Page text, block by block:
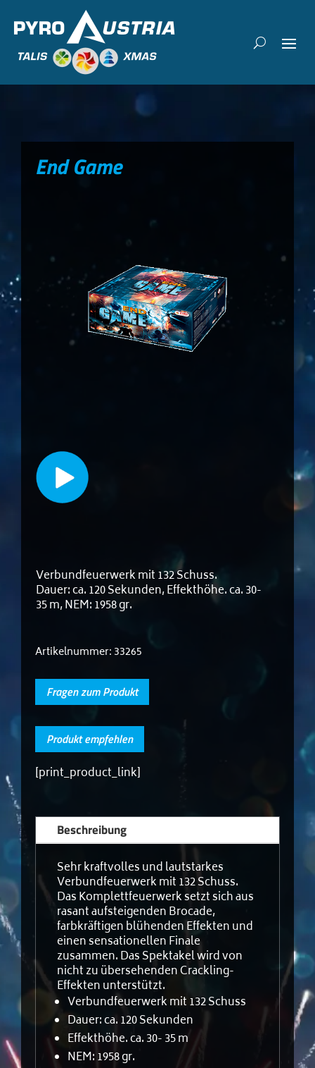
End Game
Verbundfeuerwerk mit 132 Schuss.
Dauer: ca. 120 Sekunden, Effekthöhe. ca. 30-
35 m, NEM: 1958 gr.
Artikelnummer: 33265
Fragen zum Produkt
Produkt empfehlen
[print_product_link]
Beschreibung
Sehr kraftvolles und lautstarkes
Verbundfeuerwerk mit 132 Schuss.
Das Komplettfeuerwerk setzt sich aus
rasant aufsteigenden Brocade,
farbkräftigen blühenden Effekten und
einen sensationellen Finale
zusammen. Das Spektakel wird von
nicht zu übersehenden Crackling-
Effekten unterstützt.
Verbundfeuerwerk mit 132 Schuss
Dauer: ca. 120 Sekunden
Effekthöhe. ca. 30- 35 m
NEM: 1958 gr.